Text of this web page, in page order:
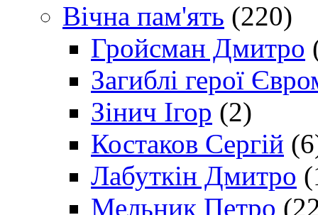
Вічна пам'ять (220)
Гройсман Дмитро
Загиблі герої
Зінич Ігор (2)
Костаков Сергій
Лабуткін Дмитро
Мельник Петро